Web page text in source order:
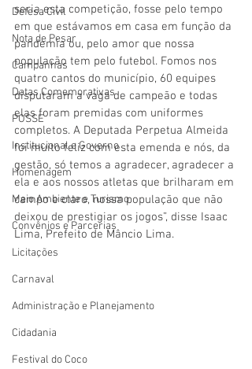
Defesa Civil
Nota de Pesar
Campanhas
Datas Comemorativas
POSSE
Institucional e Governo
Homenagem
Meio Ambiente e Turismo
Convênios e Parcerias
Licitações
Carnaval
Administração e Planejamento
Cidadania
Festival do Coco
seria esta competição, fosse pelo tempo
em que estávamos em casa em função da
pandemia ou, pelo amor que nossa
população tem pelo futebol. Fomos nos
quatro cantos do município, 60 equipes
disputaram a vaga de campeão e todas
elas foram premidas com uniformes
completos. A Deputada Perpetua Almeida
foi muito feliz com esta emenda e nós, da
gestão, só temos a agradecer, agradecer a
ela e aos nossos atletas que brilharam em
campo e claro, nossa população que não
deixou de prestigiar os jogos”, disse Isaac
Lima, Prefeito de Mâncio Lima.